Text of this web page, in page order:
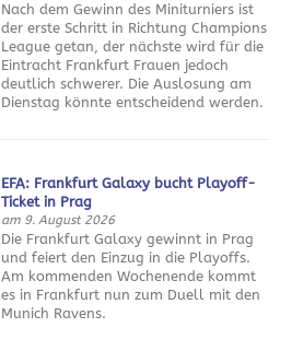
Nach dem Gewinn des Miniturniers ist
der erste Schritt in Richtung Champions
League getan, der nächste wird für die
Eintracht Frankfurt Frauen jedoch
deutlich schwerer. Die Auslosung am
Dienstag könnte entscheidend werden.
EFA: Frankfurt Galaxy bucht Playoff-
Ticket in Prag
am 9. August 2026
Die Frankfurt Galaxy gewinnt in Prag
und feiert den Einzug in die Playoffs.
Am kommenden Wochenende kommt
es in Frankfurt nun zum Duell mit den
Munich Ravens.